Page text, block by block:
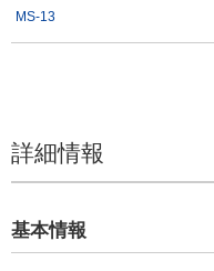
MS-13
詳細情報
基本情報